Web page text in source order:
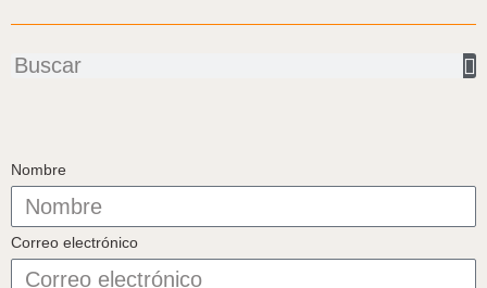
Buscar
Nombre
Correo electrónico